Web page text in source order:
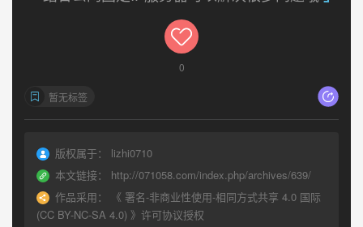
0
暂无标签
版权属于：
lizhi0710
本文链接：
http://071058.com/index.php/archives/639/
作品采用：
《 署名-非商业性使用-相同方式共享 4.0 国际
(CC BY-NC-SA 4.0) 》许可协议授权